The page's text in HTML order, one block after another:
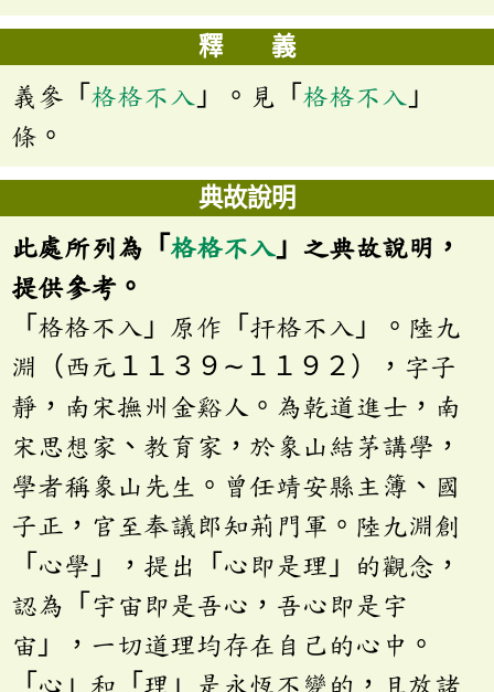
釋 義
義參「 格格不入 」。見「 格格不入 」
條。
典故說明
此處所列為「 格格不入 」之典故說明，
提供參考。
「格格不入」原作「扞格不入」。陸九
淵（西元１１３９∼１１９２），字子
靜，南宋撫州金谿人。為乾道進士，南
宋思想家、教育家，於象山結茅講學，
學者稱象山先生。曾任靖安縣主簿、國
子正，官至奉議郎知荊門軍。陸九淵創
「心學」，提出「心即是理」的觀念，
認為「宇宙即是吾心，吾心即是宇
宙」，一切道理均存在自己的心中。
「心」和「理」是永恆不變的，且放諸